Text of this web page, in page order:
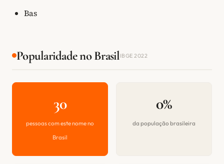
Bas
Popularidade no BrasilIBGE 2022
30
pessoas com este nome no
Brasil
0%
da população brasileira